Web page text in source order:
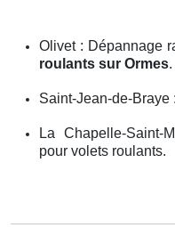
Olivet : Dépannage
roulants sur Ormes.
Saint-Jean-de-Braye
La Chapelle-Saint-
pour volets roulants.